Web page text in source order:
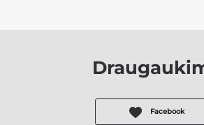
Facebook